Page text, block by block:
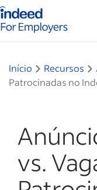
inicial do
Início Recursos
Patrocinadas no
vs.